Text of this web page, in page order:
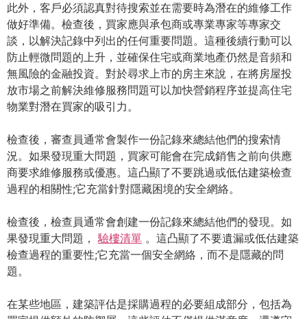
此外，客戶必須認真對待搜索並在需要時為潛在的維修工作
做好準備。檢查後，買家應與承包商或專業專家等專家交
談，以解決記錄中列出的任何重要問題。這種後續行動可以
防止輕微問題的上升，並確保住宅或商業地產仍然是音頻和
無風險的金融投資。對於尋求上市的房主來說，在將房屋投
放市場之前解決維修服務問題可以加快營銷程序並提高住宅
物業對潛在買家的吸引力。
檢查後，審查員通常會製作一份記錄來總結他們的搜索情
況。如果發現重大問題，買家可能會在完成銷售之前向供應
商要求維修服務或優惠。這凸顯了不要跳過或低估建築檢查
過程的相關性;它充當針對隱藏困境的安全網絡。
檢查後，檢查員通常會創建一份記錄來總結他們的發現。如
果發現重大問題，驗樓清單 。這凸顯了不要遺漏或低估建築
檢查過程的重要性;它充當一個安全網絡，而不是隱藏的問
題。
在某些地區，建築評估是採購過程的必要組成部分，包括為